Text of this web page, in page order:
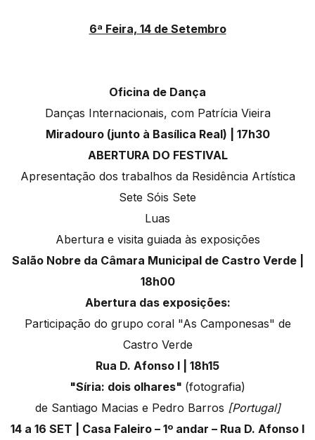
6ª Feira, 14 de Setembro
Oficina de Dança
Danças Internacionais, com Patrícia Vieira
Miradouro (junto à Basílica Real) | 17h30
ABERTURA DO FESTIVAL
Apresentação dos trabalhos da Residência Artística
Sete Sóis Sete
Luas
Abertura e visita guiada às exposições
Salão Nobre da Câmara Municipal de Castro Verde |
18h00
Abertura das exposições:
Participação do grupo coral "As Camponesas" de
Castro Verde
Rua D. Afonso I | 18h15
"Síria: dois olhares" (fotografia)
de Santiago Macias e Pedro Barros [Portugal]
14 a 16 SET | Casa Faleiro – 1º andar – Rua D. Afonso I